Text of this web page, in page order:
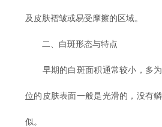
及皮肤褶皱或易受摩擦的区域。
二、白斑形态与特点
早期的白斑面积通常较小，多为
位的皮肤表面一般是光滑的，没有
似。